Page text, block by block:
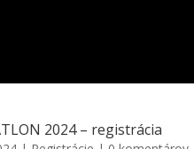
2024 – registrácia